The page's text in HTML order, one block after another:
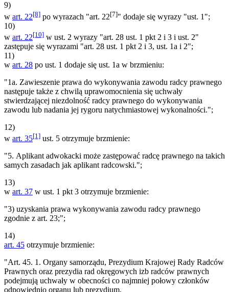
9)
w art. 22[8] po wyrazach "art. 22[7]" dodaje się wyrazy "ust. 1";
10)
w art. 22[10] w ust. 2 wyrazy "art. 28 ust. 1 pkt 2 i 3 i ust. 2"
zastępuje się wyrazami "art. 28 ust. 1 pkt 2 i 3, ust. 1a i 2";
11)
w art. 28 po ust. 1 dodaje się ust. 1a w brzmieniu:
"1a. Zawieszenie prawa do wykonywania zawodu radcy prawnego
następuje także z chwilą uprawomocnienia się uchwały
stwierdzającej niezdolność radcy prawnego do wykonywania
zawodu lub nadania jej rygoru natychmiastowej wykonalności.";
12)
w art. 35[1] ust. 5 otrzymuje brzmienie:
"5. Aplikant adwokacki może zastępować radcę prawnego na takich
samych zasadach jak aplikant radcowski.";
13)
w art. 37 w ust. 1 pkt 3 otrzymuje brzmienie:
"3) uzyskania prawa wykonywania zawodu radcy prawnego
zgodnie z art. 23;";
14)
art. 45 otrzymuje brzmienie:
"Art. 45. 1. Organy samorządu, Prezydium Krajowej Rady Radców
Prawnych oraz prezydia rad okręgowych izb radców prawnych
podejmują uchwały w obecności co najmniej połowy członków
odpowiednio organu lub prezydium.